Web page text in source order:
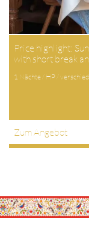
Price highlight:
with short break
1 Nächte / HP /
Zum Angebot